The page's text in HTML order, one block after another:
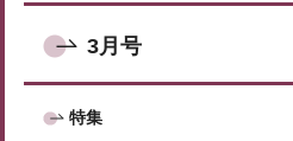
3月号
特集